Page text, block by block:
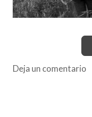
Deja un comentario